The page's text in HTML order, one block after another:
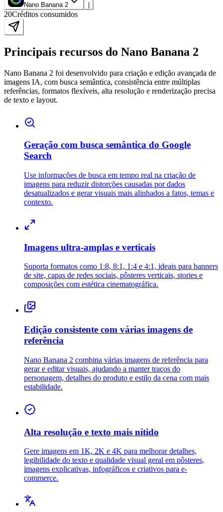
Nano Banana 2 |
20Créditos consumidos
Principais recursos do Nano Banana 2
Nano Banana 2 foi desenvolvido para criação e edição avançada de
imagens IA, com busca semântica, consistência entre múltiplas
referências, formatos flexíveis, alta resolução e renderização precisa
de texto e layout.
Geração com busca semântica do Google
Search
Use informações de busca em tempo real na criação de
imagens para reduzir distorções causadas por dados
desatualizados e gerar visuais mais alinhados a fatos, temas e
contexto.
Imagens ultra-amplas e verticais
Suporta formatos como 1:8, 8:1, 1:4 e 4:1, ideais para banners
de site, capas de redes sociais, pôsteres verticais, stories e
composições com estética cinematográfica.
Edição consistente com várias imagens de
referência
Nano Banana 2 combina várias imagens de referência para
gerar e editar visuais, ajudando a manter traços do
personagem, detalhes do produto e estilo da cena com mais
estabilidade.
Alta resolução e texto mais nítido
Gere imagens em 1K, 2K e 4K para melhorar detalhes,
legibilidade do texto e qualidade visual geral em pôsteres,
imagens explicativas, infográficos e criativos para e-
commerce.